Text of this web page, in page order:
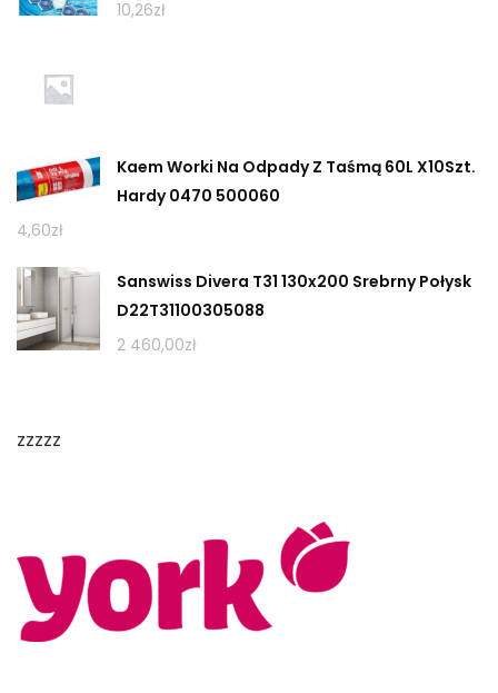
10,26zł
Kaem Worki Na Odpady Z Taśmą 60L X10Szt.
Hardy 0470 500060
4,60zł
Sanswiss Divera T31 130x200 Srebrny Połysk
D22T31100305088
2 460,00zł
zzzzz